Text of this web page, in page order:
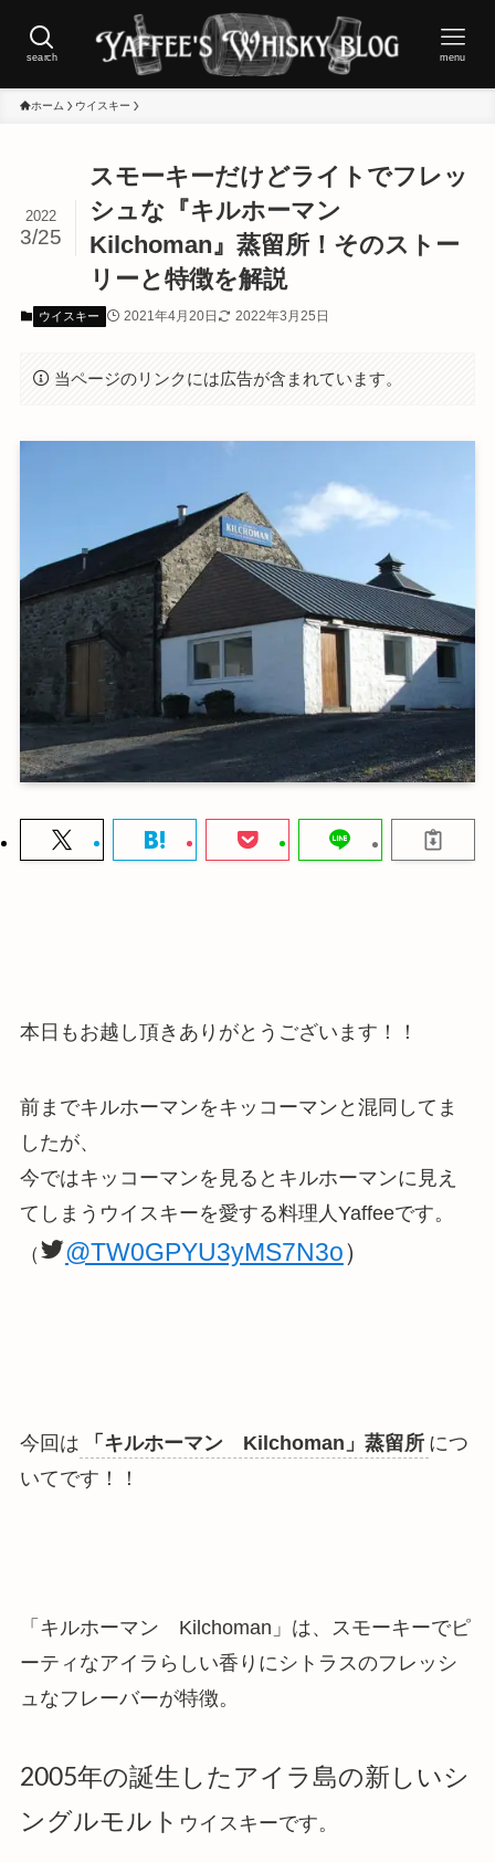
search menu
ホーム ウイスキー
スモーキーだけどライトでフレッ
シュな『キルホーマン
Kilchoman』蒸留所！そのストー
リーと特徴を解説
2022
3/25
ウイスキー 2021年4月20日 2022年3月25日
当ページのリンクには広告が含まれています。
本日もお越し頂きありがとうございます！！
前までキルホーマンをキッコーマンと混同してま
したが、
今ではキッコーマンを見るとキルホーマンに見え
てしまうウイスキーを愛する料理人Yaffeeです。
（
@TW0GPYU3yMS7N3o）
今回は 「キルホーマン Kilchoman」蒸留所 につ
いてです！！
「キルホーマン Kilchoman」は、 スモーキーでピ
ーティなアイラらしい香りにシトラスのフレッシ
ュなフレーバーが特徴。
2005年の誕生したアイラ島の新しいシ
ングルモルト ウイスキーです。